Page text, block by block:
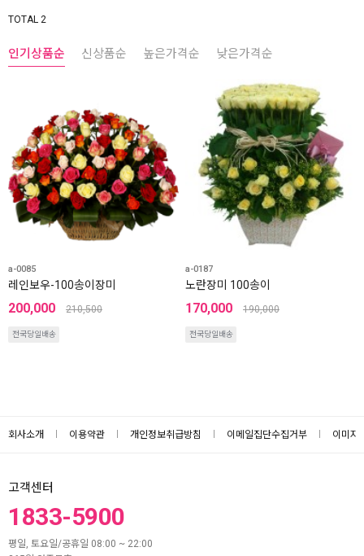
TOTAL 2
인기상품순 신상품순 높은가격순 낮은가격순
a-0085
레인보우-100송이장미
200,000 210,500
전국당일배송
a-0187
노란장미 100송이
170,000 190,000
전국당일배송
회사소개 이용약관 개인정보취급방침 이메일집단수집거부 이미지
고객센터
1833-5900
평일, 토요일/공휴일 08:00 ~ 22:00